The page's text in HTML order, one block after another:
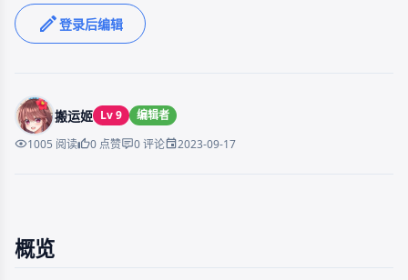
登录后编辑
搬运姬 Lv 9
编辑者
1005 阅读
0 点赞 0 评论 2023-09-17
概览